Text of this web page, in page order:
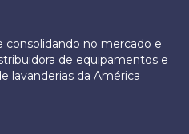
consolidando no mercado e
de equipamentos e
lavanderias da América